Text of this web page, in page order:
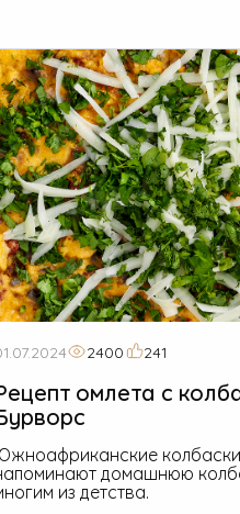
2400 241
омлета с
домашнюю
из детства.